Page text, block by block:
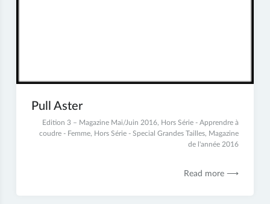
Pull Aster
juillet
Edition 3 – Magazine Mai/Juin 2016, Hors Série - Apprendre à
coudre - Femme, Hors Série - Special Grandes Tailles, Magazine
de l'année 2016
Read more ⟶